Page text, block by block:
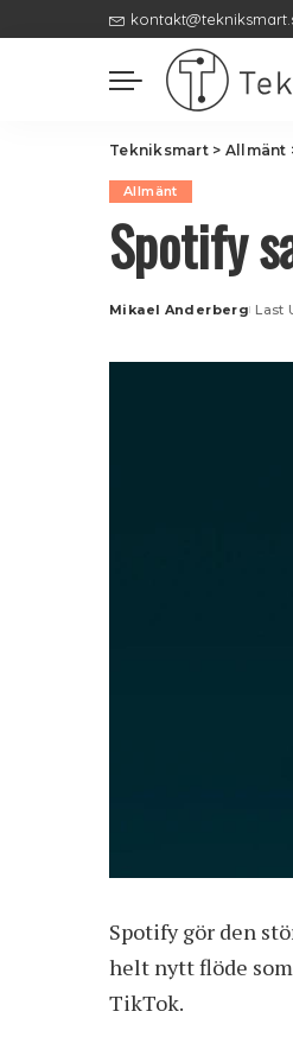
Tekniksmart> Allmänt
Allmänt
Spotify
Posted
Mikael Anderberg Last
Spotify gör den
helt nytt flöde
TikTok.